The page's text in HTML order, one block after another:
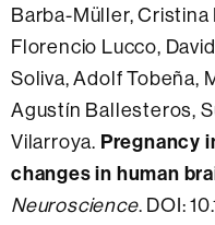
Barba-Müller,
Florencio Lucco,
Soliva, Adolf Tobeña,
Agustín Ballesteros,
Vilarroya. Pregnancy
changes in human
Neuroscience. DOI: